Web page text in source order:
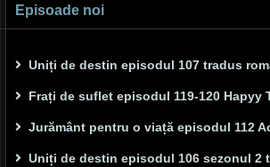
Episoade noi
Uniți de destin episodul 107 tradus
Frați de suflet episodul 119-120 Hapyy
Jurământ pentru o viață episodul 112
Uniți de destin episodul 106 sezonul 2